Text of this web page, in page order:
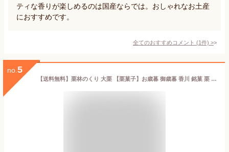
ティな香りが楽しめるのは国産ならでは。おしゃれなお土産
におすすめです。
全てのおすすめコメント (1件) >
no. 5
【送料無料】栗林のくり 大栗 【栗菓子】お歳暮 御歳暮 香川 銘菓 栗 まんじゅう 白あん 饅頭 栗饅頭 和菓子 ギフト スイーツ 老舗 高松 高級 お取り寄せ 御祝 お祝い 御供 お供え かわいい 可愛い あんこ 手土産 お菓子 贈り物 セット 誕生日 プレゼント 健康 りつりん 讃岐